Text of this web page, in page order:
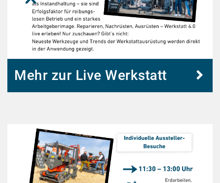
Mehr zur Live Werkstatt